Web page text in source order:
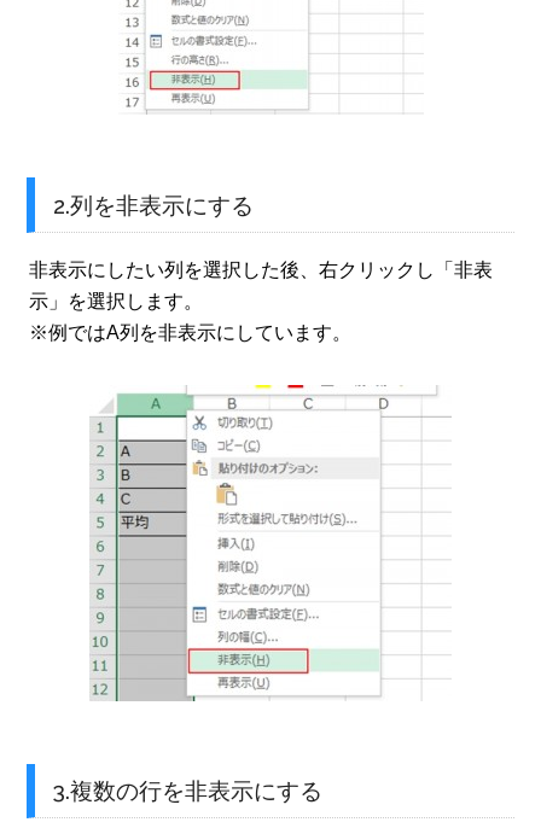
2.列を非表示にする
非表示にしたい列を選択した後、右クリックし「非表
示」を選択します。
※例ではA列を非表示にしています。
3.複数の行を非表示にする